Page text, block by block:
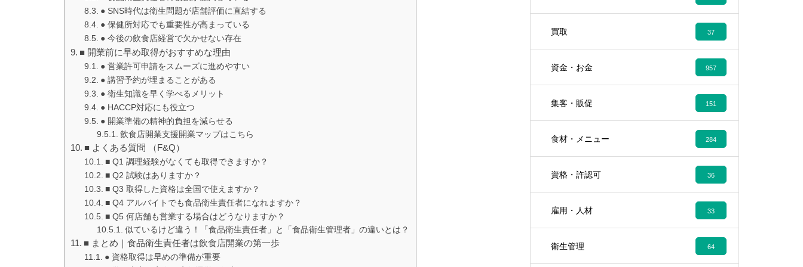
● SNS時代は衛生問題が店舗評価に直結する
● 保健所対応でも重要性が高まっている
● 今後の飲食店経営で欠かせない存在
■ 開業前に早め取得がおすすめな理由
● 営業許可申請をスムーズに進めやすい
● 講習予約が埋まることがある
● 衛生知識を早く学べるメリット
● HACCP対応にも役立つ
● 開業準備の精神的負担を減らせる
飲食店開業支援開業マップはこちら
■ よくある質問 （F&Q）
■ Q1 調理経験がなくても取得できますか？
■ Q2 試験はありますか？
■ Q3 取得した資格は全国で使えますか？
■ Q4 アルバイトでも食品衛生責任者になれますか？
■ Q5 何店舗も営業する場合はどうなりますか？
似ているけど違う！「食品衛生責任者」と「食品衛生管理者」の違いとは？
■ まとめ｜食品衛生責任者は飲食店開業の第一歩
● 資格取得は早めの準備が重要
買取 37
資金・お金 957
集客・販促 151
食材・メニュー 284
資格・許認可 36
雇用・人材 33
衛生管理 64